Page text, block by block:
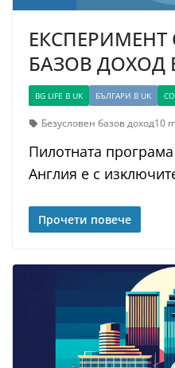
ЕКСПЕРИМЕНТ
БАЗОВ ДОХОД
BG LIFE В UK БЪЛГАРИ В UK
Безусловен базов доход10
Πилoтнaтa
Aнглия e c
Прочети повече